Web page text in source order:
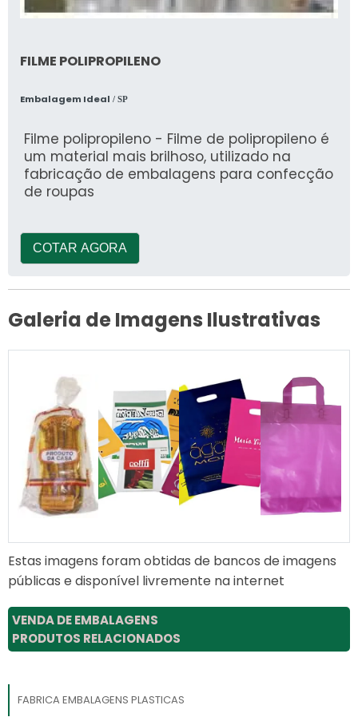
FILME POLIPROPILENO
Embalagem Ideal / SP
Filme polipropileno - Filme de polipropileno é
um material mais brilhoso, utilizado na
fabricação de embalagens para confecção
de roupas
COTAR AGORA
Galeria de Imagens Ilustrativas
Estas imagens foram obtidas de bancos de imagens
públicas e disponível livremente na internet
VENDA DE EMBALAGENS
PRODUTOS RELACIONADOS
FABRICA EMBALAGENS PLASTICAS